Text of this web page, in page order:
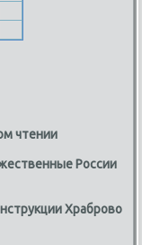
чтении
России
Храброво